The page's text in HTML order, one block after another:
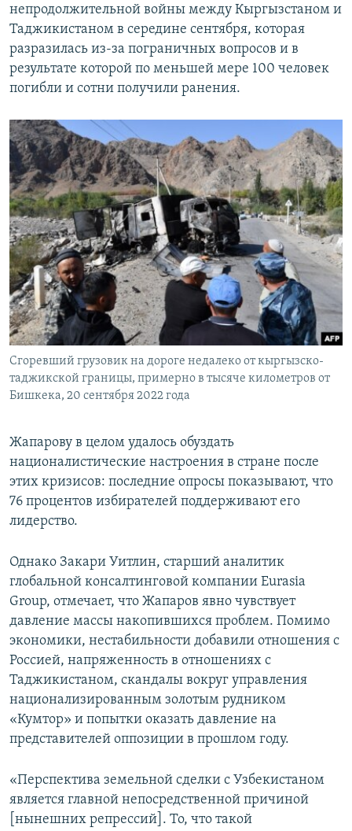
непродолжительной войны между Кыргызстаном и
Таджикистаном в середине сентября, которая
разразилась из-за пограничных вопросов и в
результате которой по меньшей мере 100 человек
погибли и сотни получили ранения.
Сгоревший грузовик на дороге недалеко от кыргызско-
таджикской границы, примерно в тысяче километров от
Бишкека, 20 сентября 2022 года
Жапарову в целом удалось обуздать
националистические настроения в стране после
этих кризисов: последние опросы показывают, что
76 процентов избирателей поддерживают его
лидерство.
Однако Закари Уитлин, старший аналитик
глобальной консалтинговой компании Eurasia
Group, отмечает, что Жапаров явно чувствует
давление массы накопившихся проблем. Помимо
экономики, нестабильности добавили отношения с
Россией, напряженность в отношениях с
Таджикистаном, скандалы вокруг управления
национализированным золотым рудником
«Кумтор» и попытки оказать давление на
представителей оппозиции в прошлом году.
«Перспектива земельной сделки с Узбекистаном
является главной непосредственной причиной
[нынешних репрессий]. То, что такой